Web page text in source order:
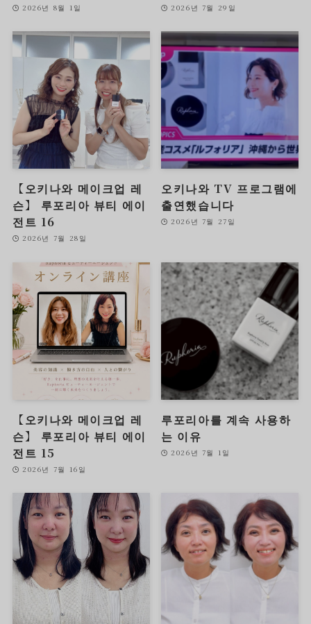
2026년 8월 1일 2026년 7월 29일
【오키나와 메이크업 레
슨】 루포리아 뷰티 에이
전트 16
2026년 7월 28일
오키나와 TV 프로그램에
출연했습니다
2026년 7월 27일
【오키나와 메이크업 레
슨】 루포리아 뷰티 에이
전트 15
2026년 7월 16일
루포리아를 계속 사용하
는 이유
2026년 7월 1일